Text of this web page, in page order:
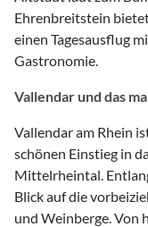
Ehrenbreitstein
einen Tagesausflug
Gastronomie.
Vallendar und das
Vallendar am Rhein
schönen Einstieg in
Mittelrheintal.
Blick auf die
und Weinberge. Von